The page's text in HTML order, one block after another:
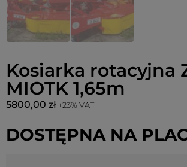
Kosiarka rotacyjna
MIOTK 1,65m
5800,00 zł +23% VAT
DOSTĘPNA NA